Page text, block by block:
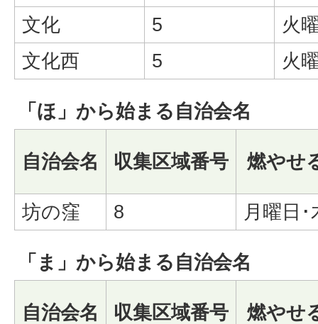
文化
5
火
文化西
5 火
「ほ」から始まる自治会名
自治会名 収集区域番号 燃やせ
坊の窪 8 月曜日･
「ま」から始まる自治会名
自治会名 収集区域番号 燃やせ